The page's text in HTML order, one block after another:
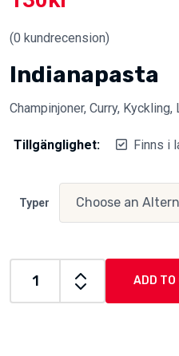
(0 kundrecension)
Indianapasta
Champinjoner, Curry,
Tillgänglighet: Finns i
Typer
Indianapasta
ADD TO